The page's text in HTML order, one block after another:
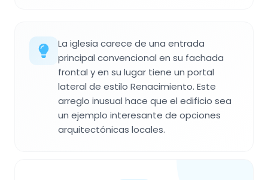
La iglesia carece de una entrada
principal convencional en su fachada
frontal y en su lugar tiene un portal
lateral de estilo Renacimiento. Este
arreglo inusual hace que el edificio sea
un ejemplo interesante de opciones
arquitectónicas locales.